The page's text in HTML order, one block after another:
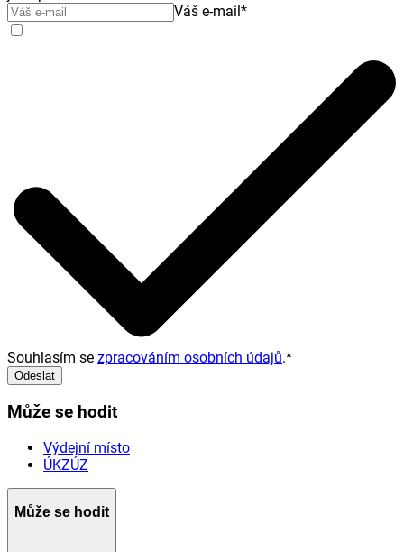
Váš e-mail*
Souhlasím se zpracováním osobních údajů.*
Odeslat
Může se hodit
Výdejní místo
ÚKZÚZ
Může se hodit